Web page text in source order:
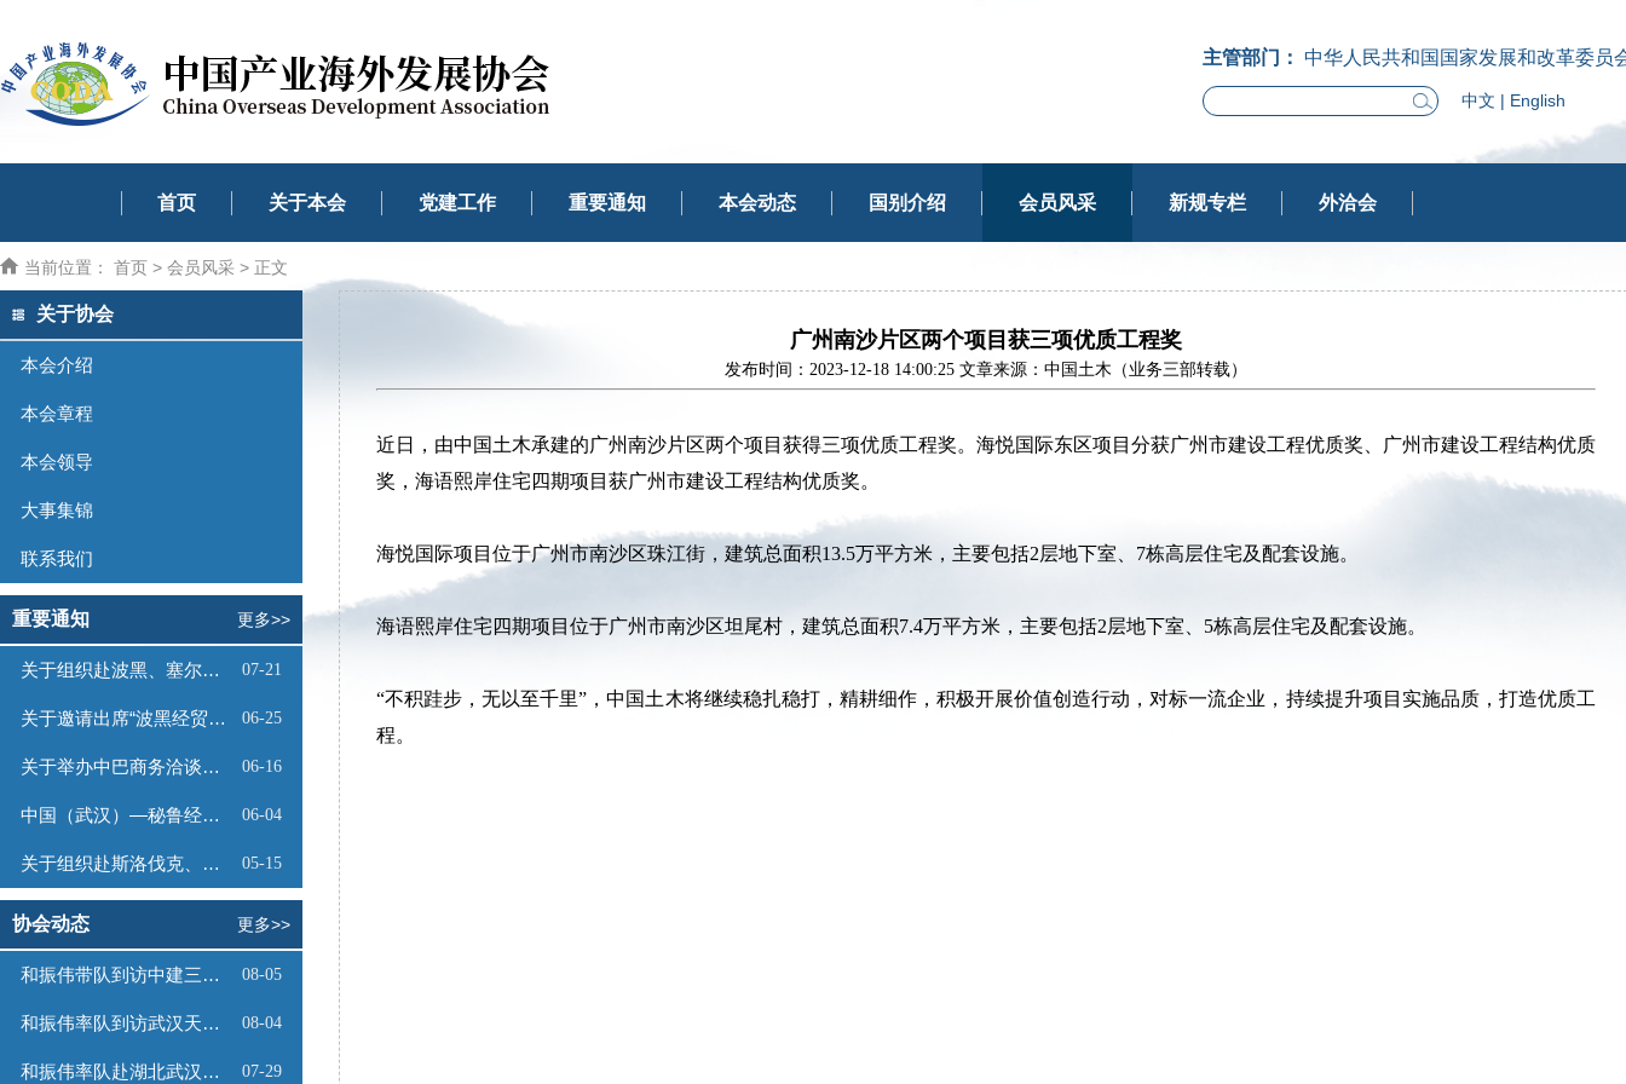
主管部门： 中华人民共和国国家发展和改革委员
中文 | English
首页 关于本会 党建工作 重要通知 本会动态 国别介绍 会员风采 新规专栏 外洽会
当前位置： 首页 > 会员风采 > 正文
关于协会
本会介绍
本会章程
本会领导
大事集锦
联系我们
重要通知 更多>>
关于组织赴波黑、塞尔维亚商务考察的函 07-21
关于邀请出席“波黑经贸投资推介会”的函 06-25
关于举办中巴商务洽谈会的通知 06-16
中国（武汉）—秘鲁经贸合作推介会邀请函 06-04
关于组织赴斯洛伐克、奥地利商务考察的函 05-15
协会动态 更多>>
和振伟带队到访中建三局数字工程有限公司 08-05
和振伟率队到访武汉天源集团 08-04
和振伟率队赴湖北武汉调研 07-29
广州南沙片区两个项目获三项优质工程奖
发布时间：2023-12-18 14:00:25 文章来源：中国土木（业务三部转载）
近日，由中国土木承建的广州南沙片区两个项目获得三项优质工程奖。海悦国际东区项目分获广州市建设工程优质奖、广州市建设工程结构优质
奖，海语熙岸住宅四期项目获广州市建设工程结构优质奖。
海悦国际项目位于广州市南沙区珠江街，建筑总面积13.5万平方米，主要包括2层地下室、7栋高层住宅及配套设施。
海语熙岸住宅四期项目位于广州市南沙区坦尾村，建筑总面积7.4万平方米，主要包括2层地下室、5栋高层住宅及配套设施。
“不积跬步，无以至千里”，中国土木将继续稳扎稳打，精耕细作，积极开展价值创造行动，对标一流企业，持续提升项目实施品质，打造优质工
程。